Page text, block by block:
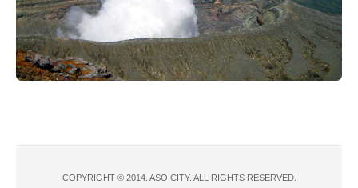
COPYRIGHT © 2014. ASO CITY. ALL RIGHTS RESERVED.